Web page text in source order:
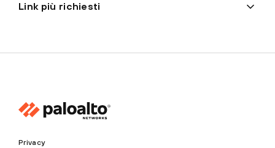
Link più richiesti
Privacy